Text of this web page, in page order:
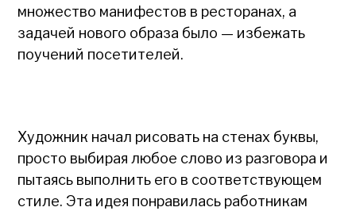
множество манифестов в ресторанах, а
задачей нового образа было — избежать
поучений посетителей.
Художник начал рисовать на стенах буквы,
просто выбирая любое слово из разговора и
пытаясь выполнить его в соответствующем
стиле. Эта идея понравилась работникам